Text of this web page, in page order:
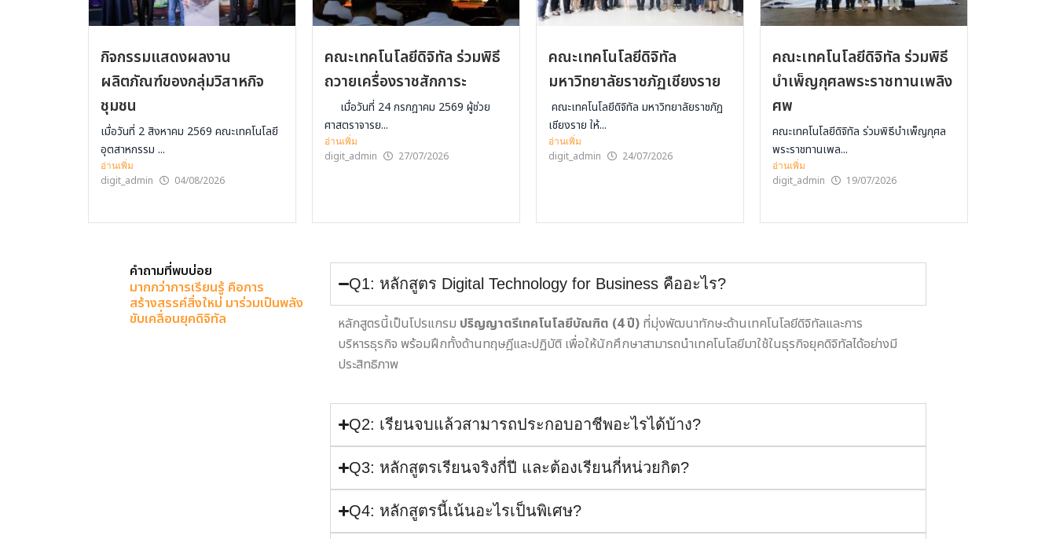
กิจกรรมแสดงผลงาน
ผลิตภัณฑ์ของกลุ่มวิสาหกิจ
ชุมชน
เมื่อวันที่ 2 สิงหาคม 2569 คณะเทคโนโลยี
อุตสาหกรรม ...
อ่านเพิ่ม
digit_admin 04/08/2026
คณะเทคโนโลยีดิจิทัล ร่วมพิธี
ถวายเครื่องราชสักการะ
เมื่อวันที่ 24 กรกฎาคม 2569 ผู้ช่วย
ศาสตราจารย...
อ่านเพิ่ม
digit_admin 27/07/2026
คณะเทคโนโลยีดิจิทัล
มหาวิทยาลัยราชภัฏเชียงราย
คณะเทคโนโลยีดิจิทัล มหาวิทยาลัยราชภัฏ
เชียงราย ให้...
อ่านเพิ่ม
digit_admin 24/07/2026
คณะเทคโนโลยีดิจิทัล ร่วมพิธี
บำเพ็ญกุศลพระราชทานเพลิง
ศพ
คณะเทคโนโลยีดิจิทัล ร่วมพิธีบำเพ็ญกุศล
พระราชทานเพล...
อ่านเพิ่ม
digit_admin 19/07/2026
คำถามที่พบบ่อย
มากกว่าการเรียนรู้ คือการ
สร้างสรรค์สิ่งใหม่ มาร่วมเป็นพลัง
ขับเคลื่อนยุคดิจิทัล
Q1: หลักสูตร Digital Technology for Business คืออะไร?
หลักสูตรนี้เป็นโปรแกรม ปริญญาตรีเทคโนโลยีบัณฑิต (4 ปี) ที่มุ่งพัฒนาทักษะด้านเทคโนโลยีดิจิทัลและการ
บริหารธุรกิจ พร้อมฝึกทั้งด้านทฤษฎีและปฏิบัติ เพื่อให้นักศึกษาสามารถนำเทคโนโลยีมาใช้ในธุรกิจยุคดิจิทัลได้อย่างมี
ประสิทธิภาพ
Q2: เรียนจบแล้วสามารถประกอบอาชีพอะไรได้บ้าง?
Q3: หลักสูตรเรียนจริงกี่ปี และต้องเรียนกี่หน่วยกิต?
Q4: หลักสูตรนี้เน้นอะไรเป็นพิเศษ?